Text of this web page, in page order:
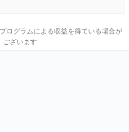
ログラムによる収益を得ている場合が
ございます